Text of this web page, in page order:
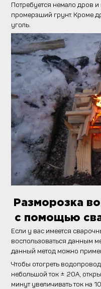
Потребуется немало дров и
промерзший грунт. Кроме
уголь.
Разморозка
с помощью
Если у вас имеется
воспользоваться данным
данный метод можно
Чтобы отогреть
небольшой ток ± 20А,
минут увеличивать ток на